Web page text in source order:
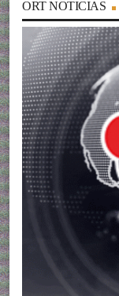
ORT NOTICIAS